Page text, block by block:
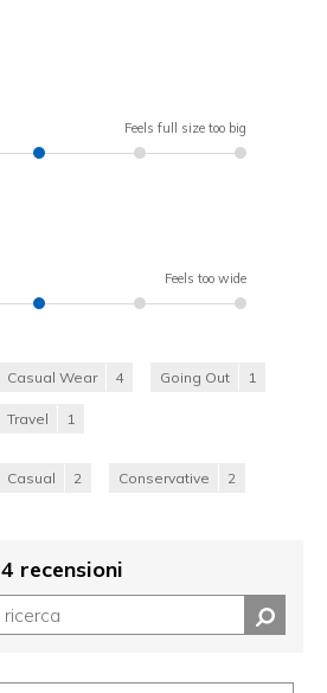
Feels full size too big
Feels too wide
Casual Wear 4 Going Out 1
Travel 1
Casual 2 Conservative 2
4 recensioni